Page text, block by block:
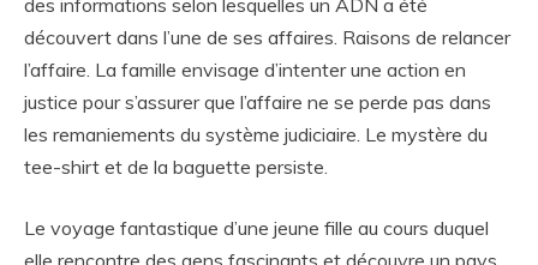
des informations selon lesquelles un ADN a été
découvert dans l’une de ses affaires. Raisons de relancer
l’affaire. La famille envisage d’intenter une action en
justice pour s’assurer que l’affaire ne se perde pas dans
les remaniements du système judiciaire. Le mystère du
tee-shirt et de la baguette persiste.
Le voyage fantastique d’une jeune fille au cours duquel